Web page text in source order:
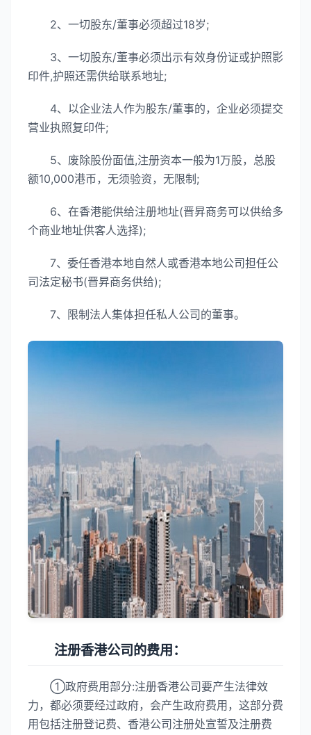
2、一切股东/董事必须超过18岁;
3、一切股东/董事必须出示有效身份证或护照影
印件,护照还需供给联系地址;
4、以企业法人作为股东/董事的，企业必须提交
营业执照复印件;
5、废除股份面值,注册资本一般为1万股，总股
额10,000港币，无须验资，无限制;
6、在香港能供给注册地址(晋昇商务可以供给多
个商业地址供客人选择);
7、委任香港本地自然人或香港本地公司担任公
司法定秘书(晋昇商务供给);
7、限制法人集体担任私人公司的董事。
注册香港公司的费用：
①政府费用部分:注册香港公司要产生法律效
力，都必须要经过政府，会产生政府费用，这部分费
用包括注册登记费、香港公司注册处宣誓及注册费